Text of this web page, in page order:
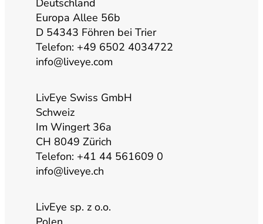
b
g
Deutschland
Europa Allee 56b
D 54343 Föhren bei Trier
Telefon: +49 6502 4034722
info@liveye.com
LivEye Swiss GmbH
Schweiz
Im Wingert 36a
CH 8049 Zürich
Telefon: +41 44 561609 0
info@liveye.ch
LivEye sp. z o.o.